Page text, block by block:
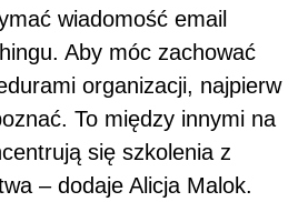
wiadomość email
Aby móc zachować
organizacji, najpierw
To między innymi na
się szkolenia z
– dodaje Alicja Malok.